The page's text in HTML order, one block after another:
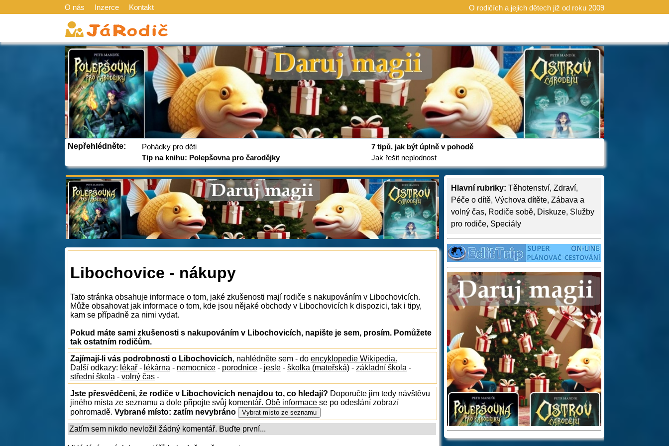
O nás Inzerce Kontakt O rodičích a jejich dětech již od roku 2009
Nepřehlédněte:
Pohádky pro děti
Tip na knihu: Polepšovna pro čarodějky
7 tipů, jak být úplně v pohodě
Jak řešit neplodnost
Hlavní rubriky: Těhotenství, Zdraví,
Péče o dítě, Výchova dítěte, Zábava a
volný čas, Rodiče sobě, Diskuze, Služby
pro rodiče, Speciály
Libochovice - nákupy
Tato stránka obsahuje informace o tom, jaké zkušenosti mají rodiče s nakupováním v Libochovicích.
Může obsahovat jak informace o tom, kde jsou nějaké obchody v Libochovicích k dispozici, tak i tipy,
kam se případně za nimi vydat.
Pokud máte sami zkušenosti s nakupováním v Libochovicích, napište je sem, prosím. Pomůžete
tak ostatním rodičům.
Zajímají-li vás podrobnosti o Libochovicích, nahlédněte sem - do encyklopedie Wikipedia.
Další odkazy: lékař - lékárna - nemocnice - porodnice - jesle - školka (mateřská) - základní škola -
střední škola - volný čas -
Jste přesvědčeni, že rodiče v Libochovicích nenajdou to, co hledají? Doporučte jim tedy návštěvu
jiného místa ze seznamu a dole připojte svůj komentář. Obě informace se po odeslání zobrazí
pohromadě. Vybrané místo: zatím nevybráno
Zatím sem nikdo nevložil žádný komentář. Buďte první...